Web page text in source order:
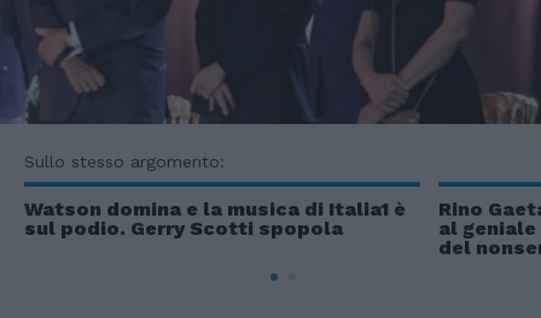
Sullo stesso argomento:
Watson domina e la musica di Italia1 è
sul podio. Gerry Scotti spopola
Rino
al
del